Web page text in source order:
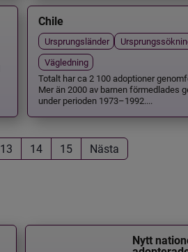
Chile
Ursprungsländer
Vägledning
Totalt har ca 2 100 adoptioner
Mer än 2000 av barnen förmedlades
under perioden 1973–1992....
13 14 15 Nästa
Nytt